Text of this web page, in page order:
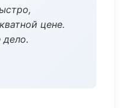
цене.
дело.